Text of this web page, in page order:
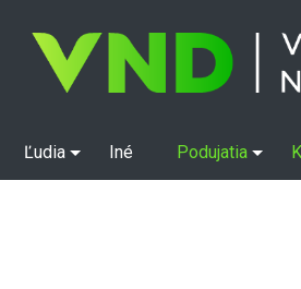
Ľudia Iné Podujatia